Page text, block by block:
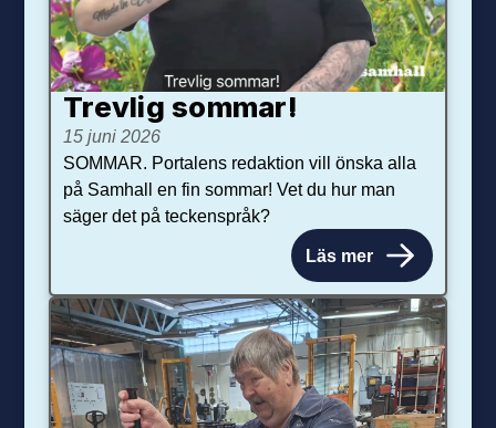
Trevlig sommar!
15 juni 2026
SOMMAR. Portalens redaktion vill önska alla
på Samhall en fin sommar! Vet du hur man
säger det på teckenspråk?
Läs mer